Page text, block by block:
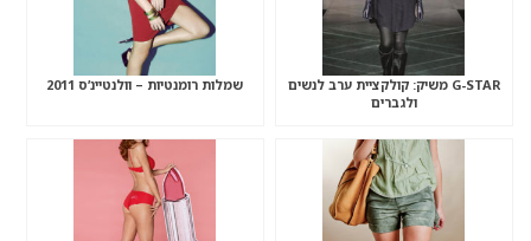
G-STAR משיק: קולקציית ערב לנשים
ולגברים
שמלות רומנטיות – וולנטיינ’ס 2011